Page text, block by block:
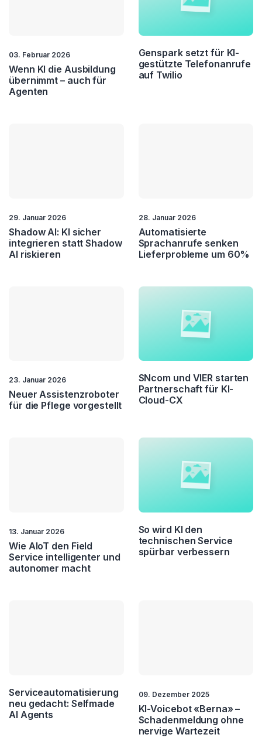
03. Februar 2026
Wenn KI die Ausbildung
übernimmt – auch für
Agenten
Genspark setzt für KI-
gestützte Telefonanrufe
auf Twilio
29. Januar 2026
Shadow AI: KI sicher
integrieren statt Shadow
AI riskieren
28. Januar 2026
Automatisierte
Sprachanrufe senken
Lieferprobleme um 60%
23. Januar 2026
Neuer Assistenzroboter
für die Pflege vorgestellt
SNcom und VIER starten
Partnerschaft für KI-
Cloud-CX
13. Januar 2026
Wie AIoT den Field
Service intelligenter und
autonomer macht
So wird KI den
technischen Service
spürbar verbessern
Serviceautomatisierung
neu gedacht: Selfmade
AI Agents
09. Dezember 2025
KI-Voicebot «Berna» –
Schadenmeldung ohne
nervige Wartezeit